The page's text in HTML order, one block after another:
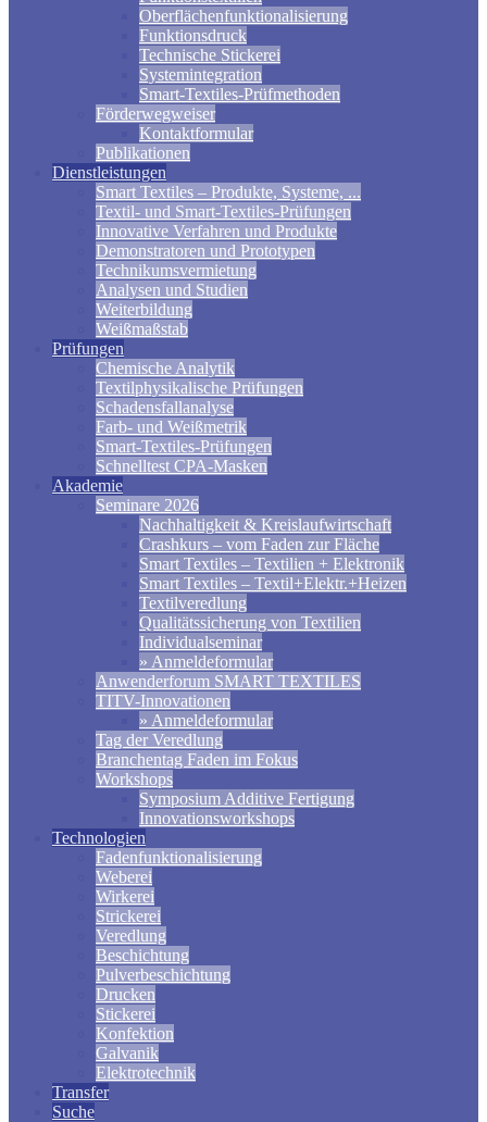
Oberflächenfunktionalisierung
Funktionsdruck
Technische Stickerei
Systemintegration
Smart-Textiles-Prüfmethoden
Förderwegweiser
Kontaktformular
Publikationen
Dienstleistungen
Smart Textiles – Produkte, Systeme, ...
Textil- und Smart-Textiles-Prüfungen
Innovative Verfahren und Produkte
Demonstratoren und Prototypen
Technikumsvermietung
Analysen und Studien
Weiterbildung
Weißmaßstab
Prüfungen
Chemische Analytik
Textilphysikalische Prüfungen
Schadensfallanalyse
Farb- und Weißmetrik
Smart-Textiles-Prüfungen
Schnelltest CPA-Masken
Akademie
Seminare 2026
Nachhaltigkeit & Kreislaufwirtschaft
Crashkurs – vom Faden zur Fläche
Smart Textiles – Textilien + Elektronik
Smart Textiles – Textil+Elektr.+Heizen
Textilveredlung
Qualitätssicherung von Textilien
Individualseminar
» Anmeldeformular
Anwenderforum SMART TEXTILES
TITV-Innovationen
» Anmeldeformular
Tag der Veredlung
Branchentag Faden im Fokus
Workshops
Symposium Additive Fertigung
Innovationsworkshops
Technologien
Fadenfunktionalisierung
Weberei
Wirkerei
Strickerei
Veredlung
Beschichtung
Pulverbeschichtung
Drucken
Stickerei
Konfektion
Galvanik
Elektrotechnik
Transfer
Suche